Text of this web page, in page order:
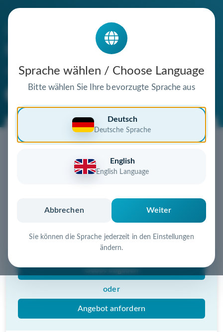
Sprache wählen / Choose Language
Bitte wählen Sie Ihre bevorzugte Sprache aus
Deutsch
Deutsche Sprache
English
English Language
Abbrechen Weiter
Sie können die Sprache jederzeit in den Einstellungen
ändern.
hotel-gasthof-zum-lamm.de
steht zum Verkauf
Jetzt diese Wunschdomain
Diese Domain könnte schon bald Ihnen gehören!
Schnell, sicher und unkompliziert zur eigenen
Gebot abgeben
oder
Angebot anfordern